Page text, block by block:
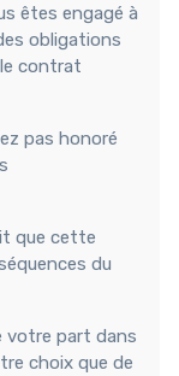
êtes engagé à
obligations
contrat
pas honoré
que cette
du
votre part dans
choix que de